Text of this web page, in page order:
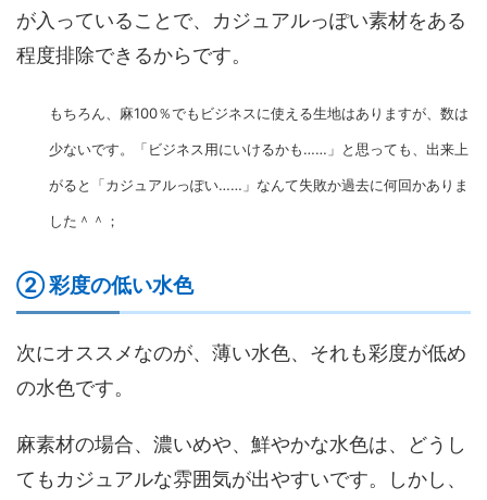
が入っていることで、カジュアルっぽい素材をある
程度排除できるからです。
もちろん、麻100％でもビジネスに使える生地はありますが、数は
少ないです。「ビジネス用にいけるかも……」と思っても、出来上
がると「カジュアルっぽい……」なんて失敗か過去に何回かありま
した＾＾；
② 彩度の低い水色
次にオススメなのが、薄い水色、それも彩度が低め
の水色です。
麻素材の場合、濃いめや、鮮やかな水色は、どうし
てもカジュアルな雰囲気が出やすいです。しかし、